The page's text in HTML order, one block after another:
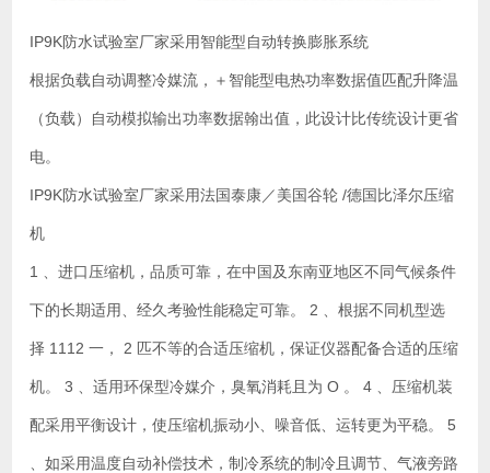
IP9K防水试验室厂家采用智能型自动转换膨胀系统
根据负载自动调整冷媒流，＋智能型电热功率数据值匹配升降温
（负载）自动模拟输出功率数据翰出值，此设计比传统设计更省
电。
IP9K防水试验室厂家采用法国泰康／美国谷轮 /德国比泽尔压缩
机
1 、进口压缩机，品质可靠，在中国及东南亚地区不同气候条件
下的长期适用、经久考验性能稳定可靠。 2 、根据不同机型选
择 1112 一， 2 匹不等的合适压缩机，保证仪器配备合适的压缩
机。 3 、适用环保型冷媒介，臭氧消耗且为 O 。 4 、压缩机装
配采用平衡设计，使压缩机振动小、噪音低、运转更为平稳。 5
、如采用温度自动补偿技术，制冷系统的制冷且调节、气液旁路